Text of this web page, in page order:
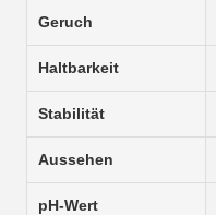
Geruch
Haltbarkeit
Stabilität
Aussehen
pH-Wert